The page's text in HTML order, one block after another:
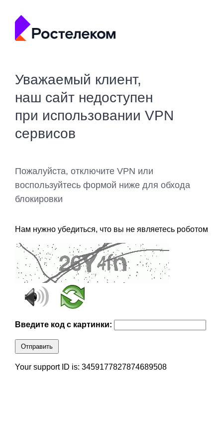
Уважаемый клиент,
наш сайт недоступен
при использовании VPN
сервисов
Пожалуйста, отключите VPN или
воспользуйтесь формой ниже для обхода
блокировки
Нам нужно убедиться, что вы не являетесь роботом
Введите код с картинки:
Отправить
Your support ID is: 3459177827874689508